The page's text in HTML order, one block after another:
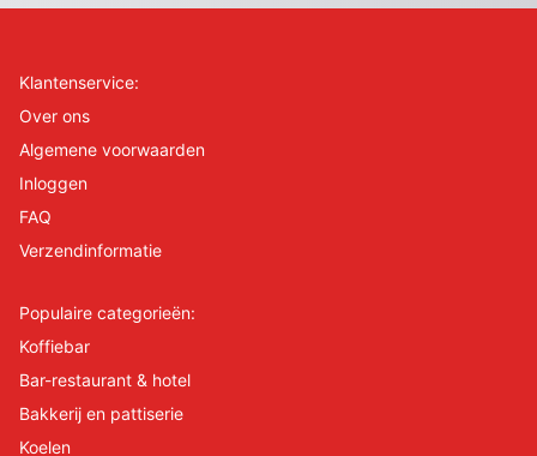
Klantenservice:
Over ons
Algemene voorwaarden
Inloggen
FAQ
Verzendinformatie
Populaire categorieën:
Koffiebar
Bar-restaurant & hotel
Bakkerij en pattiserie
Koelen